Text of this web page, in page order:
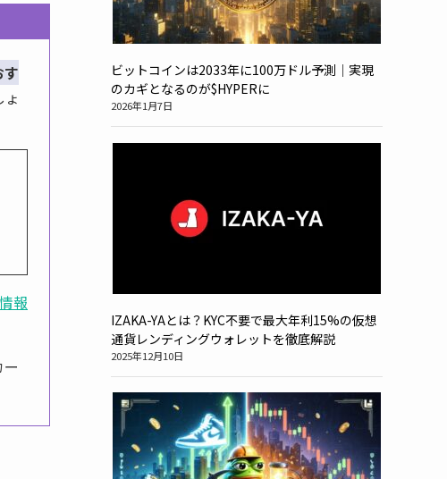
す
報
ビットコインは2033年に100万ドル予測｜実現
のカギとなるのが$HYPERに
2026年1月7日
IZAKA-YAとは？KYC不要で最大年利15%の仮想
通貨レンディングウォレットを徹底解説
2025年12月10日